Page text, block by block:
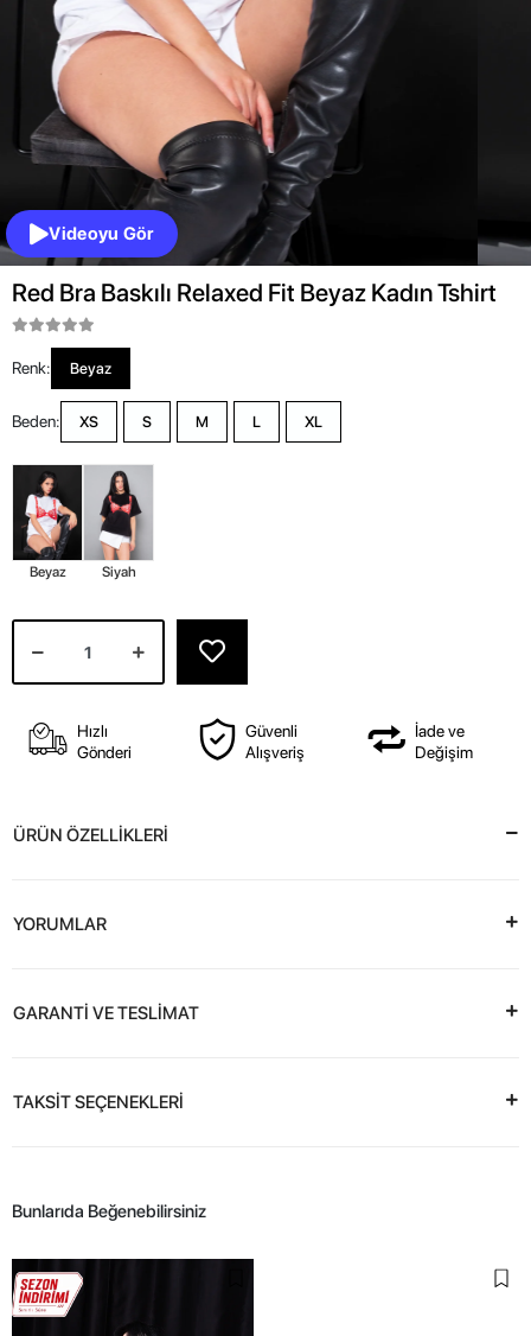
Videoyu Gör
Red Bra Baskılı Relaxed Fit Beyaz Kadın Tshirt
Renk: Beyaz
Beden: XS S M L XL
Beyaz Siyah
Hızlı
Gönderi
Güvenli
Alışveriş
İade ve
Değişim
ÜRÜN ÖZELLİKLERİ
YORUMLAR
GARANTİ VE TESLİMAT
TAKSİT SEÇENEKLERİ
Bunlarıda Beğenebilirsiniz